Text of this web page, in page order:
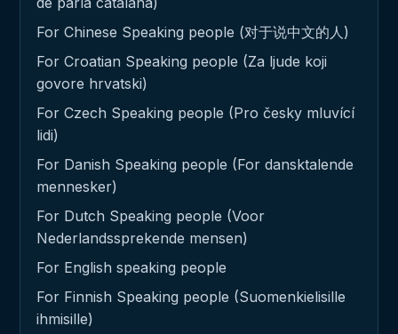
For Chinese Speaking people (对于说中文的人)
For Croatian Speaking people (Za ljude koji
govore hrvatski)
For Czech Speaking people (Pro česky mluvící
lidi)
For Danish Speaking people (For dansktalende
mennesker)
For Dutch Speaking people (Voor
Nederlandssprekende mensen)
For English speaking people
For Finnish Speaking people (Suomenkielisille
ihmisille)